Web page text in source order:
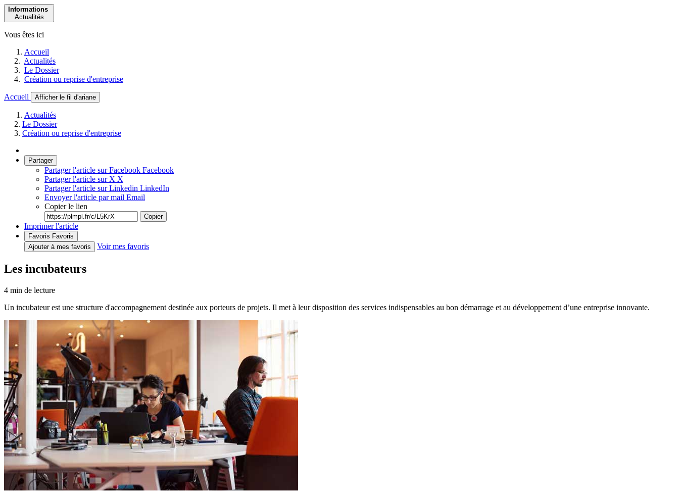
Informations
Actualités
Vous êtes ici
Accueil
Actualités
Le Dossier
Création ou reprise d'entreprise
Accueil Afficher le fil d'ariane
Actualités
Le Dossier
Création ou reprise d'entreprise
Partager
Partager l'article sur Facebook Facebook
Partager l'article sur X X
Partager l'article sur Linkedin LinkedIn
Envoyer l'article par mail Email
Copier le lien
Copier
Imprimer l'article
Favoris Favoris
Ajouter à mes favoris
Voir mes favoris
Les incubateurs
4 min de lecture
Un incubateur est une structure d'accompagnement destinée aux porteurs de projets. Il met à leur disposition des services indispensables au bon démarrage et au développement d’une entreprise innovante.